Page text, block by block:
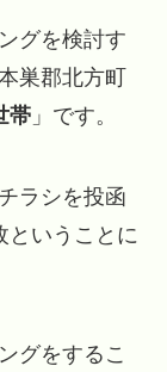
グを検討す
巣郡北方町
帯」です。
ラシを投函
ということに
グをするこ